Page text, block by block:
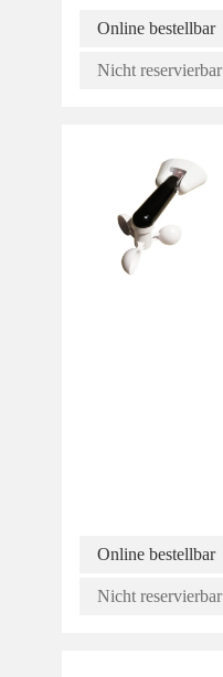
Online bestellbar
Nicht reservierbar
Online bestellbar
Nicht reservierbar